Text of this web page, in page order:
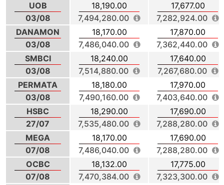
UOB
03/08
18,190.00
7,494,280.00
17,677.00
7,282,924.00
DANAMON
03/08
18,170.00
7,486,040.00
17,870.00
7,362,440.00
SMBCI
03/08
18,240.00
7,514,880.00
17,640.00
7,267,680.00
PERMATA
03/08
18,180.00
7,490,160.00
17,970.00
7,403,640.00
HSBC
27/07
18,290.00
7,535,480.00
17,690.00
7,288,280.00
MEGA
07/08
18,170.00
7,486,040.00
17,690.00
7,288,280.00
OCBC
07/08
18,132.00
7,470,384.00
17,775.00
7,323,300.00